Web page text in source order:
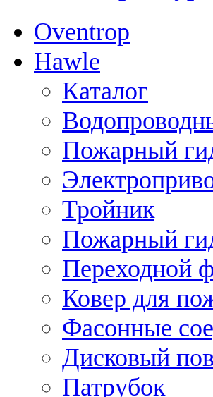
Oventrop
Hawle
Каталог
Пожарный
Тройник
Пожарный
Переходной
Ковер для
Фасонные
Дисковый
Патрубок